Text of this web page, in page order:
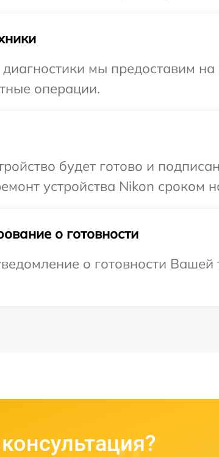
мы предоставим
операции.
будет готово и
устройства Nikon сроком
о готовности
о готовности